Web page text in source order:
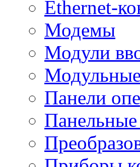
Ethernet-
Модемы
Модули
Панели